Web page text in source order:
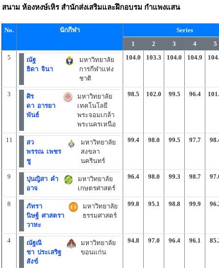
สนาม ห้องหงษ์เหิร สำนักส่งเสริมและฝึกอบรม กำแพงแสน
No. นักกีฬา
Series
1
2 3 4
5
5
ณัฐ
ธิดา จินา
มหาวิทยาลัย
การกีฬาแห่ง
ชาติ
104.0 103.3 104.0 104.9
3
ศิร
ดา อารยา
พันธ์
มหาวิทยาลัย
เทคโนโลยี
พระจอมเกล้า
พระนครเหนือ
98.5 102.0 99.5 96.4
11
สว
พรรณ เพชร
ชู
มหาวิทยาลัย
สงขลา
นครินทร์
99.4 98.0 99.5 97.7
9
ปุนญิสา คำ
อาจ
มหาวิทยาลัย
เกษตรศาสตร์
96.4 98.0 99.3 98.7
8
ภัทรา
นิษฐ์ ศาสตรา
วาหะ
มหาวิทยาลัย
ธรรมศาสตร์
99.8 95.1 98.8 99.9
4
ณัฐณิ
ชา ประเสริฐ
สังข์
มหาวิทยาลัย
ขอนแก่น
94.8 97.0 96.4 96.1